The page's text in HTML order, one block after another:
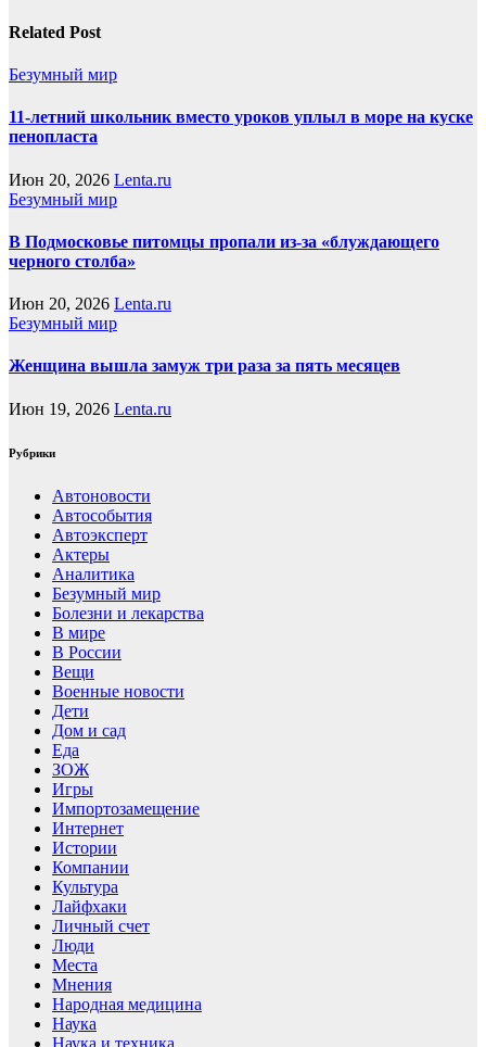
Related Post
Безумный мир
11-летний школьник вместо уроков уплыл в море на куске
пенопласта
Июн 20, 2026 Lenta.ru
Безумный мир
В Подмосковье питомцы пропали из-за «блуждающего
черного столба»
Июн 20, 2026 Lenta.ru
Безумный мир
Женщина вышла замуж три раза за пять месяцев
Июн 19, 2026 Lenta.ru
Рубрики
Автоновости
Автособытия
Автоэксперт
Актеры
Аналитика
Безумный мир
Болезни и лекарства
В мире
В России
Вещи
Военные новости
Дети
Дом и сад
Еда
ЗОЖ
Игры
Импортозамещение
Интернет
Истории
Компании
Культура
Лайфхаки
Личный счет
Люди
Места
Мнения
Народная медицина
Наука
Наука и техника